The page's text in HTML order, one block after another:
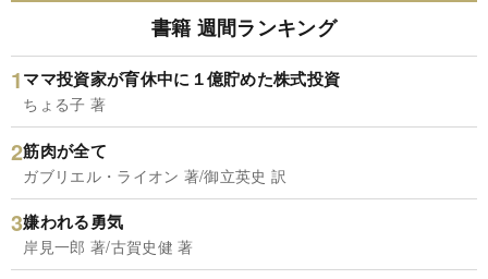
書籍 週間ランキング
ママ投資家が育休中に１億貯めた株式投資
ちょる子 著
筋肉が全て
ガブリエル・ライオン 著/御立英史 訳
嫌われる勇気
岸見一郎 著/古賀史健 著